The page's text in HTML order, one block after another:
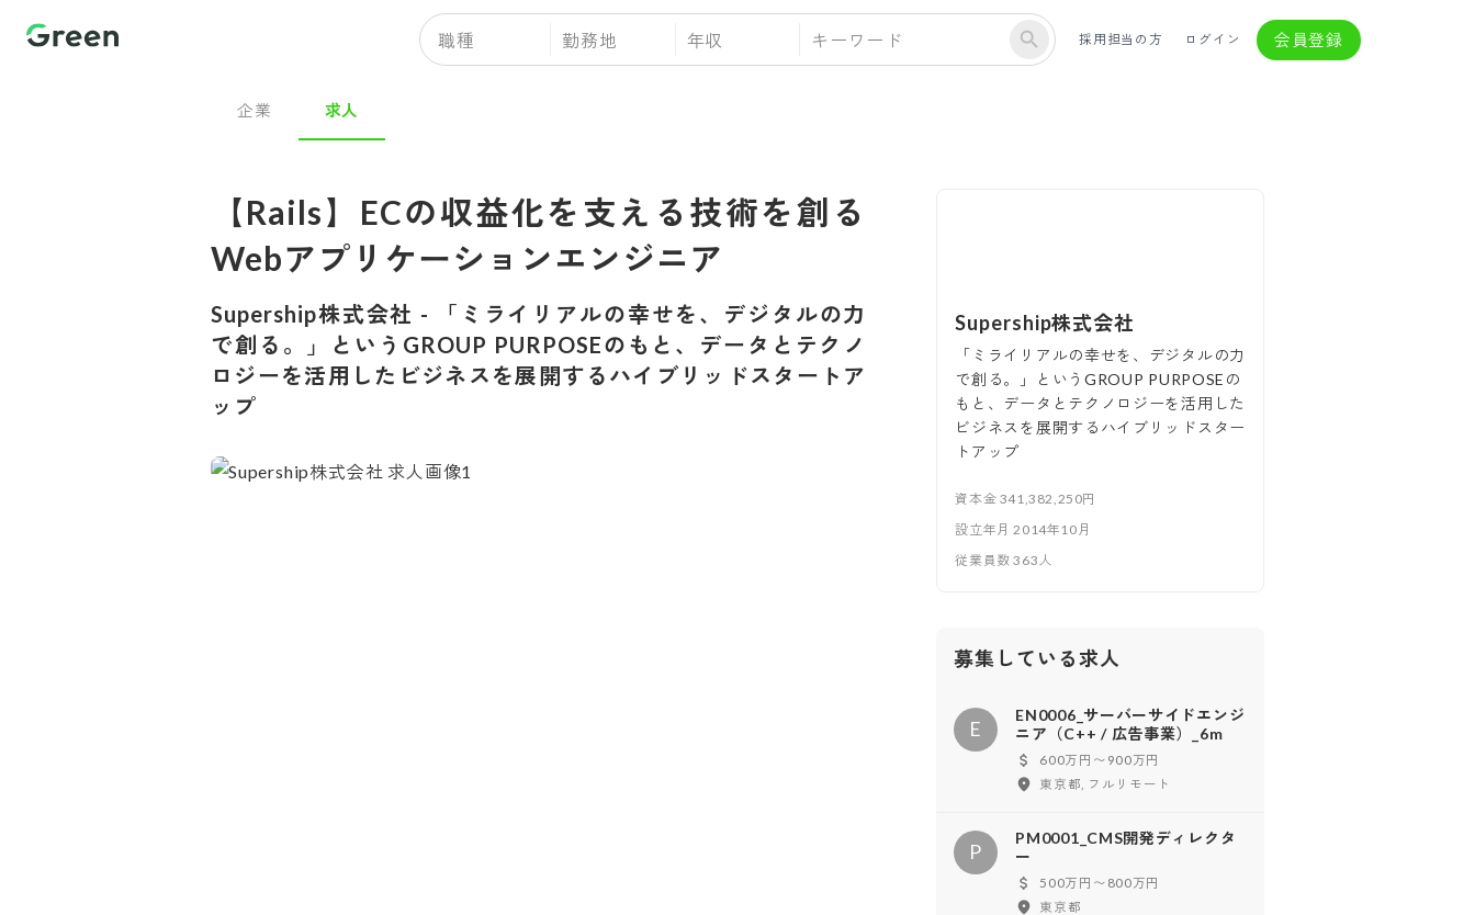
職種 勤務地 年収 採用担当の方 ログイン 会員登録
企業 求人
【Rails】ECの収益化を支える技術を創る
Webアプリケーションエンジニア
Supership株式会社 -
「ミライリアルの幸せを、デジタルの力
で創る。」というGROUP PURPOSEのもと、データとテクノ
ロジーを活用したビジネスを展開するハイブリッドスタートア
ップ
Supership株式会社
「ミライリアルの幸せを、デジタルの力
で創る。」というGROUP PURPOSEの
もと、データとテクノロジーを活用した
ビジネスを展開するハイブリッドスター
トアップ
資本金 341,382,250円
設立年月 2014年10月
従業員数363 人
募集している求人
E
EN0006_サーバーサイドエンジ
ニア（C++ / 広告事業）_6m
600万円〜900万円
東京都, フルリモート
P
PM0001_CMS開発ディレクタ
ー
500万円〜800万円
東京都